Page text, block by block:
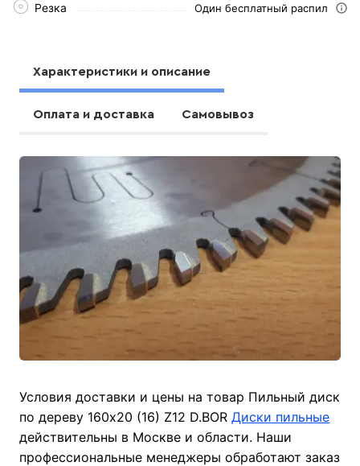
Резка Один бесплатный распил
Характеристики и описание
Оплата и доставка Самовывоз
Условия доставки и цены на товар Пильный диск
по дереву 160х20 (16) Z12 D.BORДиски пильные
действительны в Москве и области. Наши
профессиональные менеджеры обработают заказ